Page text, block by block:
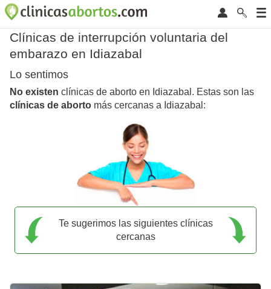
Clínicas de interrupción voluntaria del
embarazo en Idiazabal
Lo sentimos
No existen clínicas de aborto en Idiazabal. Estas son las
clínicas de aborto más cercanas a Idiazabal:
Te sugerimos las siguientes clínicas
cercanas